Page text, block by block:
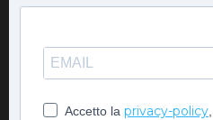
Accetto la privacy-policy